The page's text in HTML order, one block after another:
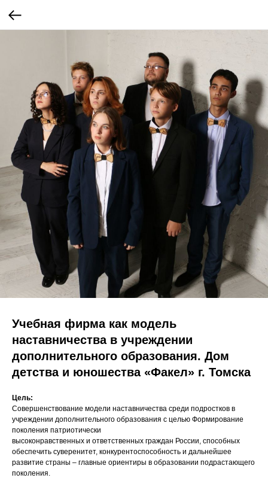
Учебная фирма как модель
наставничества в учреждении
дополнительного образования. Дом
детства и юношества «Факел» г. Томска
Цель:
Совершенствование модели наставничества среди подростков в
учреждении дополнительного образования с целью Формирование
поколения патриотически
высоконравственных и ответственных граждан России, способных
обеспечить суверенитет, конкурентоспособность и дальнейшее
развитие страны – главные ориентиры в образовании подрастающего
поколения.